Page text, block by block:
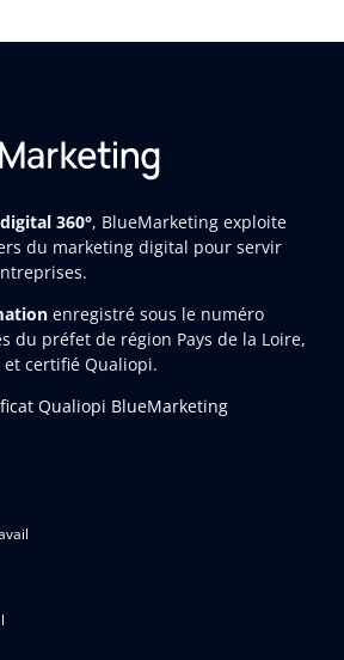
360°, BlueMarketing exploite
du marketing digital pour servir
enregistré sous le numéro
du préfet de région Pays de la Loire,
certifié Qualiopi.
Qualiopi BlueMarketing